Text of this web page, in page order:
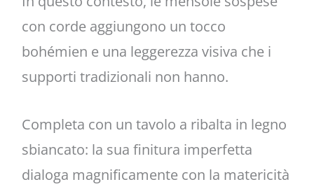
con corde aggiungono un tocco
bohémien e una leggerezza visiva che i
supporti tradizionali non hanno.
Completa con un tavolo a ribalta in legno
sbiancato: la sua finitura imperfetta
dialoga magnificamente con la matericità